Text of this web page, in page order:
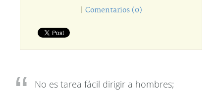
Comentarios (0)
No es tarea fácil dirigir a hombres;